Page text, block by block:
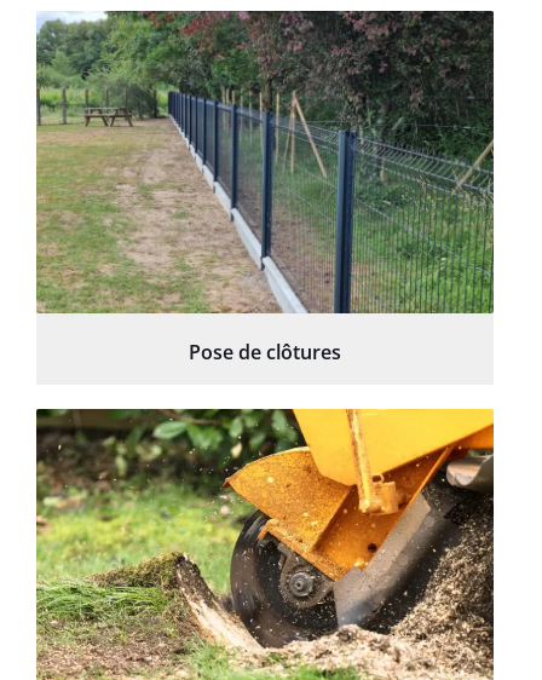
Pose de clôtures